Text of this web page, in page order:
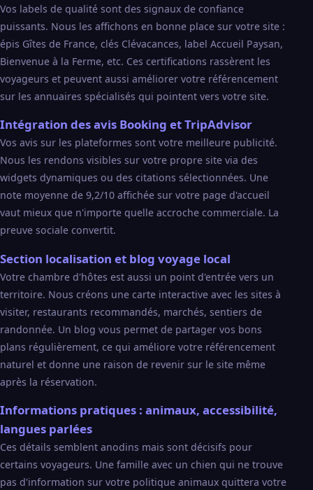
Vos labels de qualité sont des signaux de confiance
puissants. Nous les affichons en bonne place sur votre site :
épis Gîtes de France, clés Clévacances, label Accueil Paysan,
Bienvenue à la Ferme, etc. Ces certifications rassèrent les
voyageurs et peuvent aussi améliorer votre référencement
sur les annuaires spécialisés qui pointent vers votre site.
Intégration des avis Booking et TripAdvisor
Vos avis sur les plateformes sont votre meilleure publicité.
Nous les rendons visibles sur votre propre site via des
widgets dynamiques ou des citations sélectionnées. Une
note moyenne de 9,2/10 affichée sur votre page d'accueil
vaut mieux que n'importe quelle accroche commerciale. La
preuve sociale convertit.
Section localisation et blog voyage local
Votre chambre d'hôtes est aussi un point d'entrée vers un
territoire. Nous créons une carte interactive avec les sites à
visiter, restaurants recommandés, marchés, sentiers de
randonnée. Un blog vous permet de partager vos bons
plans régulièrement, ce qui améliore votre référencement
naturel et donne une raison de revenir sur le site même
après la réservation.
Informations pratiques : animaux, accessibilité,
langues parlées
Ces détails semblent anodins mais sont décisifs pour
certains voyageurs. Une famille avec un chien qui ne trouve
pas d'information sur votre politique animaux quittera votre